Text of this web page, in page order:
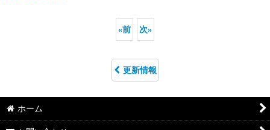
«前 次»
更新情報
ホーム